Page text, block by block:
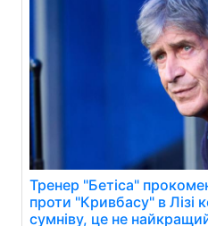
Тренер "Бетіса"
проти "Кривбасу" в Лізі
сумніву, це не